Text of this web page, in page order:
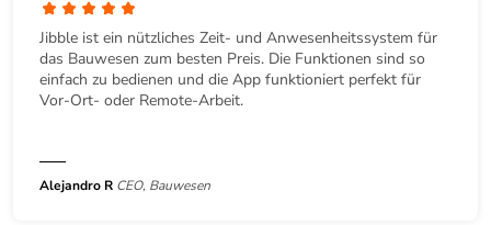
Jibble ist ein nützliches Zeit- und Anwesenheitssystem für
das Bauwesen zum besten Preis. Die Funktionen sind so
einfach zu bedienen und die App funktioniert perfekt für
Vor-Ort- oder Remote-Arbeit.
Alejandro R CEO, Bauwesen